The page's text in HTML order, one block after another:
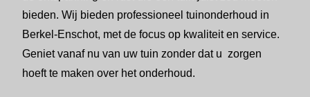
bieden. Wij bieden professioneel tuinonderhoud in
Berkel-Enschot, met de focus op kwaliteit en service.
Geniet vanaf nu van uw tuin zonder dat u zorgen
hoeft te maken over het onderhoud.